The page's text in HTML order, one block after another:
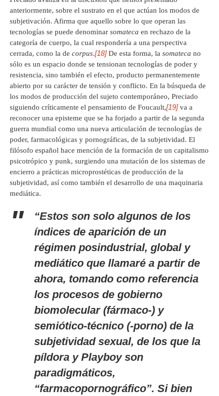
anteriormente, sobre el sustrato en el que actúan los modos de
subjetivación. Afirma que aquello sobre lo que operan las
tecnologías se puede denominar somateca en rechazo de la
categoría de cuerpo, la cual respondería a una perspectiva
cerrada, como la de corpus.[18]De esta forma, la somateca no
sólo es un espacio donde se tensionan tecnologías de poder y
resistencia, sino también el efecto, producto permanentemente
abierto por su carácter de tensión y conflicto. En la búsqueda de
los modos de producción del sujeto contemporáneo, Preciado
siguiendo críticamente el pensamiento de Foucault,[19]va a
reconocer una episteme que se ha forjado a partir de la segunda
guerra mundial como una nueva articulación de tecnologías de
poder, farmacológicas y pornográficas, de la subjetividad. El
filósofo español hace mención de la formación de un capitalismo
psicotrópico y punk, surgiendo una mutación de los sistemas de
encierro a prácticas microprostéticas de producción de la
subjetividad, así como también el desarrollo de una maquinaria
mediática.
“Estos son solo algunos de los
índices de aparición de un
régimen posindustrial, global y
mediático que llamaré a partir de
ahora, tomando como referencia
los procesos de gobierno
biomolecular (fármaco-) y
semiótico-técnico (-porno) de la
subjetividad sexual, de los que la
píldora y Playboyson
paradigmáticos,
“farmacopornográfico”. Si bien